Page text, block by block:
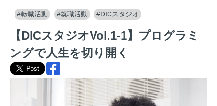
#転職活動 #就職活動 #DICスタジオ
【DICスタジオVol.1-1】プログラミ
ングで人生を切り開く